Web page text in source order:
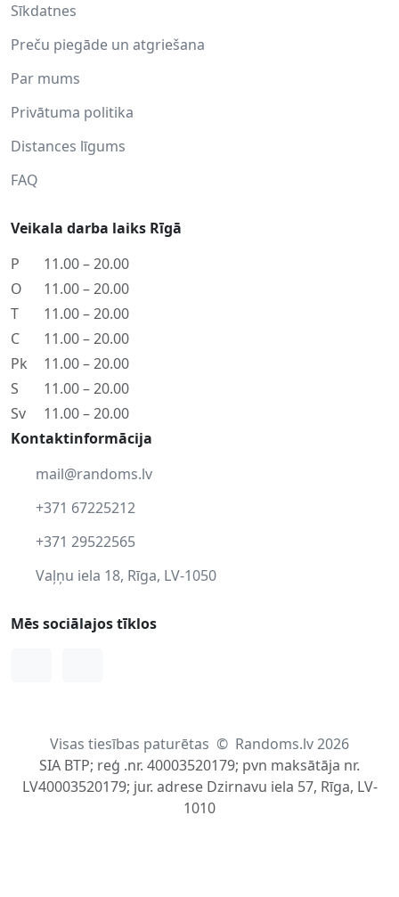
Sīkdatnes
Preču piegāde un atgriešana
Par mums
Privātuma politika
Distances līgums
FAQ
Veikala darba laiks Rīgā
P
11.00 – 20.00
O
11.00 – 20.00
T
11.00 – 20.00
C
11.00 – 20.00
Pk
11.00 – 20.00
S
11.00 – 20.00
Sv
11.00 – 20.00
Kontaktinformācija
mail@randoms.lv
+371 67225212
+371 29522565
Vaļņu iela 18, Rīga, LV-1050
Mēs sociālajos tīklos
Visas tiesības paturētas © Randoms.lv 2026
SIA BTP; reģ .nr. 40003520179; pvn maksātāja nr.
LV40003520179; jur. adrese Dzirnavu iela 57, Rīga, LV-
1010